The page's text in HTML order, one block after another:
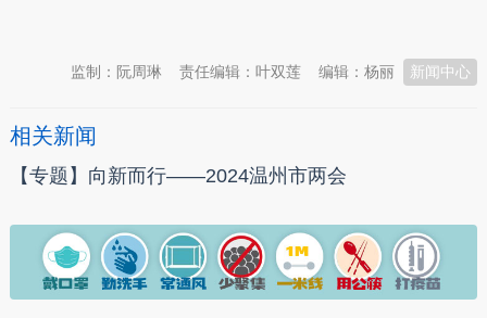
新闻中心
编辑：杨丽
责任编辑：叶双莲
监制：阮周琳
相关新闻
【专题】向新而行——2024温州市两会